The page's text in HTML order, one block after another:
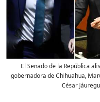
El Senado de la República
gobernadora de Chihuahua,
César